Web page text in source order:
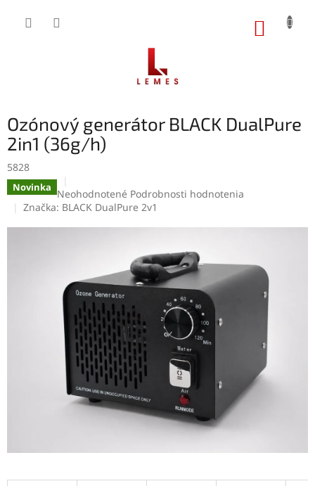
Ozónový generátor BLACK DualPure
2in1 (36g/h)
5828
Novinka Priemerné
hodnotenie
hviezdičiek.
Neohodnotené Podrobnosti hodnotenia
Značka: BLACK DualPure 2v1